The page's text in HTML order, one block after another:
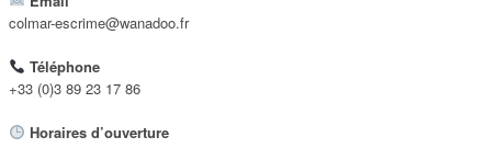
Office 365
colmar-escrime@wanadoo.fr
Téléphone
+33 (0)3 89 23 17 86
Horaires d’ouverture